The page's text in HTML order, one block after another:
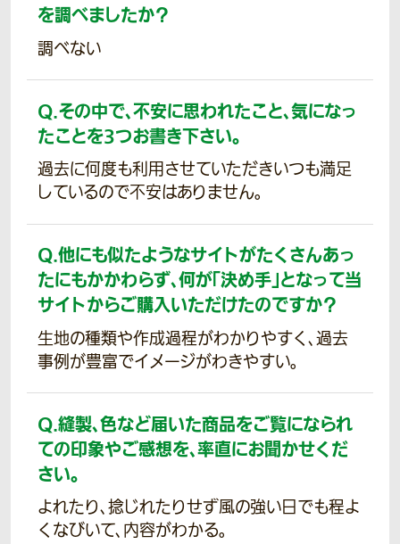
を調べましたか？
調べない
Q.その中で、不安に思われたこと、気になっ
たことを3つお書き下さい。
過去に何度も利用させていただきいつも満足
しているので不安はありません。
Q.他にも似たようなサイトがたくさんあっ
たにもかかわらず、何が「決め手」となって当
サイトからご購入いただけたのですか？
生地の種類や作成過程がわかりやすく、過去
事例が豊富でイメージがわきやすい。
Q.縫製、色など届いた商品をご覧になられ
ての印象やご感想を、率直にお聞かせくだ
さい。
よれたり、捻じれたりせず風の強い日でも程よ
くなびいて、内容がわかる。